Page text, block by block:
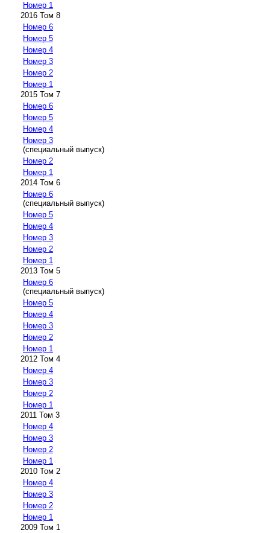
Номер 1
2016 Том 8
Номер 6
Номер 5
Номер 4
Номер 3
Номер 2
Номер 1
2015 Том 7
Номер 6
Номер 5
Номер 4
Номер 3
(специальный выпуск)
Номер 2
Номер 1
2014 Том 6
Номер 6
(специальный выпуск)
Номер 5
Номер 4
Номер 3
Номер 2
Номер 1
2013 Том 5
Номер 6
(специальный выпуск)
Номер 5
Номер 4
Номер 3
Номер 2
Номер 1
2012 Том 4
Номер 4
Номер 3
Номер 2
Номер 1
2011 Том 3
Номер 4
Номер 3
Номер 2
Номер 1
2010 Том 2
Номер 4
Номер 3
Номер 2
Номер 1
2009 Том 1